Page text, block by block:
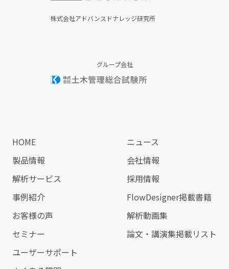
株式会社アドバンスドナレッジ研究所
グループ会社
HOME
製品情報
解析サービス
事例紹介
お客様の声
セミナー
ユーザーサポート
ニュース
会社情報
採用情報
FlowDesigner掲載書籍
解析動画集
論文・講演集掲載リスト